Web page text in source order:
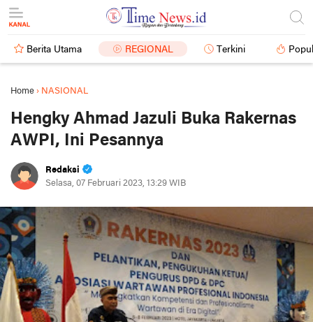
Berita Utama REGIONAL Terkini
Home › NASIONAL
Hengky Ahmad Jazuli Buka Rakernas
AWPI, Ini Pesannya
Redaksi
Selasa, 07 Februari 2023, 13:29 WIB